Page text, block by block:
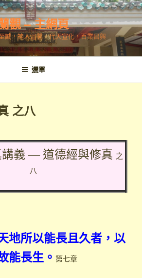
觀 – 主網頁
誠，神人溫馨，代天宣化，百業昌興
選單
之八
講義 — 道德經與修真 之
八
地所以能長且久者，以
能長生。 第七章